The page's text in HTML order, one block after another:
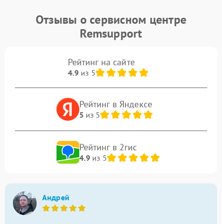
Отзывы о сервисном центре
Remsupport
Рейтинг на сайте
4.9из 5
Рейтинг в Яндексе
5 из 5
Рейтинг в 2гис
4.9из 5
Андрей